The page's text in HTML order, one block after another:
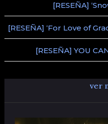
[RESEÑA]
[RESEÑA] ‘For Love of
[RESEÑA] YOU
ver